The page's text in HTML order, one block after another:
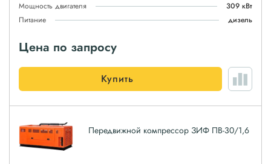
Мощность двигателя
309 кВт
Питание
дизель
Цена по запросу
Купить
Передвижной компрессор ЗИФ ПВ-30/1,6